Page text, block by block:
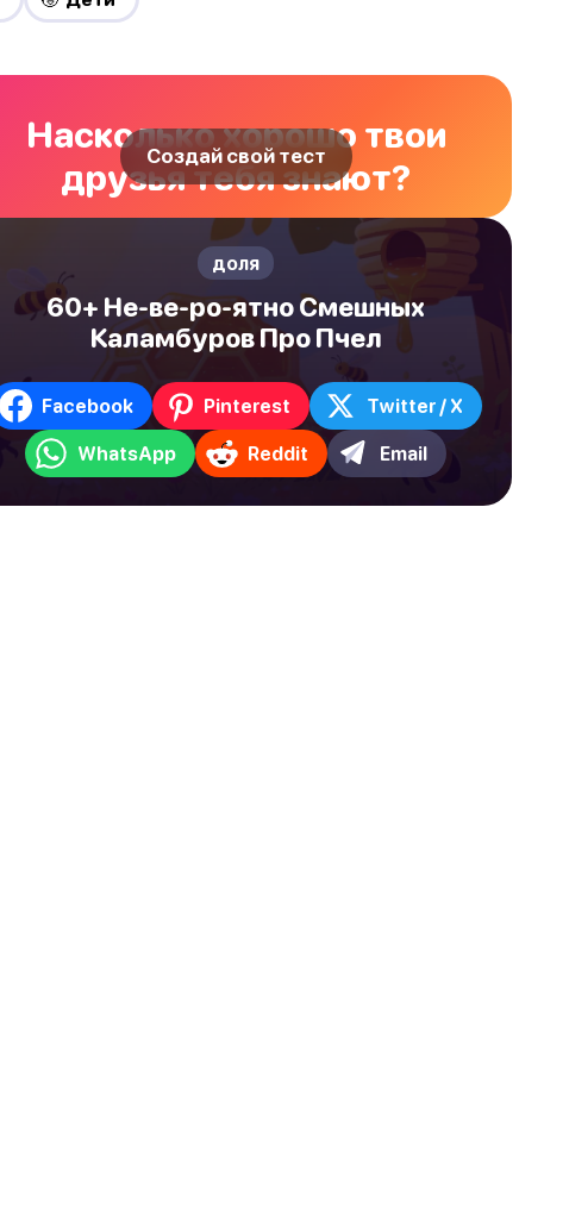
Насколько хорошо твои
друзья тебя знают?
Создай свой тест
доля
60+ Не-ве-ро-ятно Смешных
Каламбуров Про Пчел
Facebook Pinterest Twitter / X
WhatsApp Reddit Email